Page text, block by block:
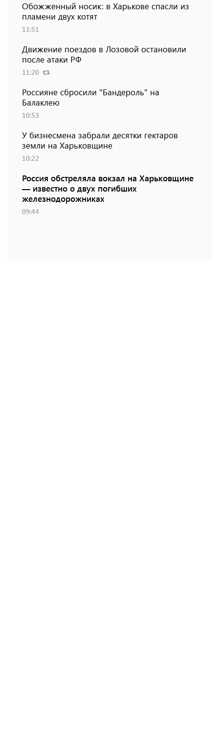
Обожженный носик: в Харькове спасли из
пламени двух котят
11:51
Движение поездов в Лозовой остановили
после атаки РФ
11:20
Россияне сбросили "Бандероль" на
Балаклею
10:53
У бизнесмена забрали десятки гектаров
земли на Харьковщине
10:22
Россия обстреляла вокзал на Харьковщине
— известно о двух погибших
железнодорожниках
09:44